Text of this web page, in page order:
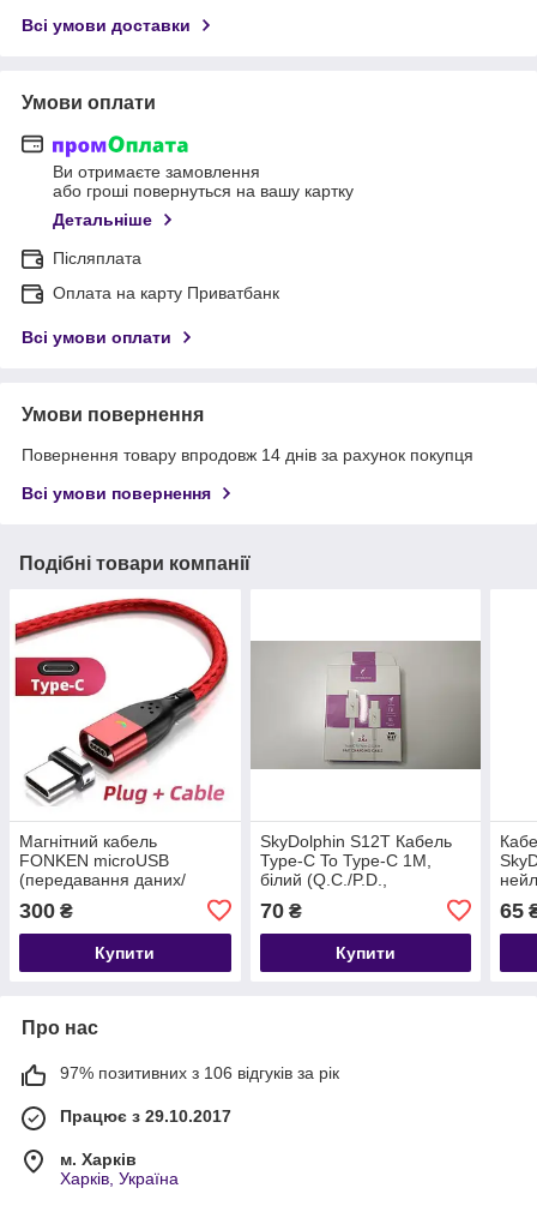
Всі умови доставки
Умови оплати
Ви отримаєте замовлення
або гроші повернуться на вашу картку
Детальніше
Післяплата
Оплата на карту Приватбанк
Всі умови оплати
Умови повернення
Повернення товару впродовж 14 днів за рахунок покупця
Всі умови повернення
Подібні товари компанії
Магнітний кабель
FONKEN microUSB
(передавання даних/
заряджання) USB/Type C,
нейлон, red
300 ₴
Купити
SkyDolphin S12T Кабель
Type-C To Type-C 1M,
білий (Q.C./P.D.,
заряджання)
70₴
Купити
65
Про нас
97% позитивних з 106 відгуків за рік
Працює з 29.10.2017
м. Харків
Харків, Україна